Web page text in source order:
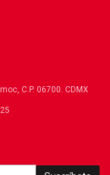
C.P. 06700. CDMX